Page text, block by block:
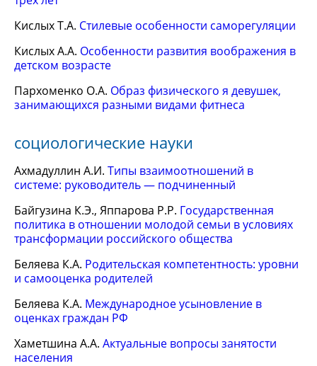
Кислых Т.А. Стилевые особенности саморегуляции
Кислых А.А. Особенности развития воображения в
детском возрасте
Пархоменко О.А. Образ физического я девушек,
занимающихся разными видами фитнеса
социологические науки
Ахмадуллин А.И. Типы взаимоотношений в
системе: руководитель — подчиненный
Байгузина К.Э., Яппарова Р.Р. Государственная
политика в отношении молодой семьи в условиях
трансформации российского общества
Беляева К.А. Родительская компетентность: уровни
и самооценка родителей
Беляева К.А. Международное усыновление в
оценках граждан РФ
Хаметшина А.А. Актуальные вопросы занятости
населения